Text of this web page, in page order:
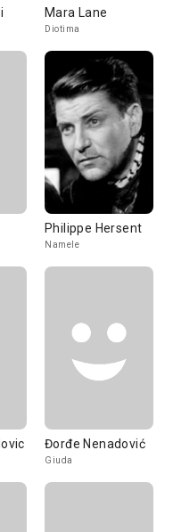
Mara Lane
Diotima
Philippe Hersent
Namele
Đorđe Nenadović
Giuda